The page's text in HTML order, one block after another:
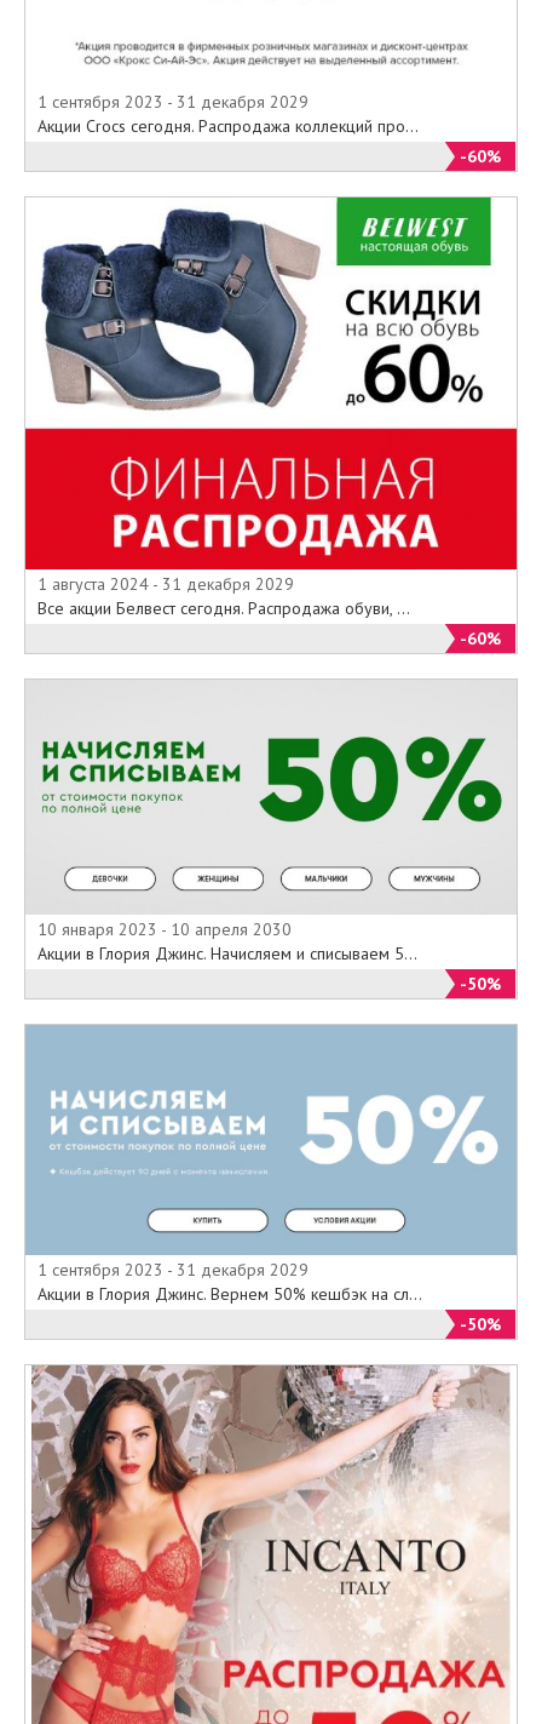
1 сентября 2023 - 31 декабря 2029
Акции Crocs сегодня. Распродажа коллекций про...
-60%
1 августа 2024 - 31 декабря 2029
Все акции Белвест сегодня. Распродажа обуви, ...
-60%
10 января 2023 - 10 апреля 2030
Акции в Глория Джинс. Начисляем и списываем 5...
-50%
1 сентября 2023 - 31 декабря 2029
Акции в Глория Джинс. Вернем 50% кешбэк на сл...
-50%